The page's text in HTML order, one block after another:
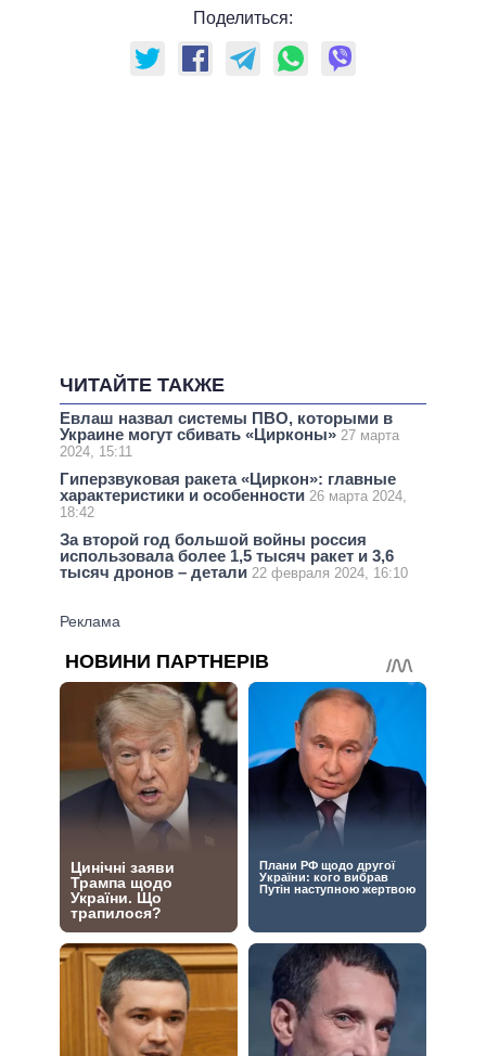
Поделиться:
ЧИТАЙТЕ ТАКЖЕ
Евлаш назвал системы ПВО, которыми в
Украине могут сбивать «Цирконы» 27 марта
2024, 15:11
Гиперзвуковая ракета «Циркон»: главные
характеристики и особенности 26 марта 2024,
18:42
За второй год большой войны россия
использовала более 1,5 тысяч ракет и 3,6
тысяч дронов – детали 22 февраля 2024, 16:10